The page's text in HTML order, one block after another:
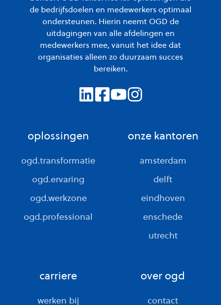
de bedrijfsdoelen en medewerkers optimaal
ondersteunen. Hierin neemt OGD de
uitdagingen van alle afdelingen en
medewerkers mee, vanuit het idee dat
organisaties alleen zo duurzaam succes
bereiken.
oplossingen
ogd.transformatie
ogd.ervaring
ogd.werkzone
ogd.professional
onze kantoren
amsterdam
delft
eindhoven
enschede
utrecht
carriere
werken bij
over ogd
contact